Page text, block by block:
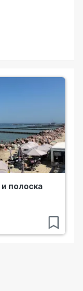
полоска